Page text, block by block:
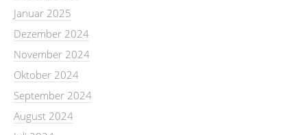
Januar 2025
Dezember 2024
November 2024
Oktober 2024
September 2024
August 2024